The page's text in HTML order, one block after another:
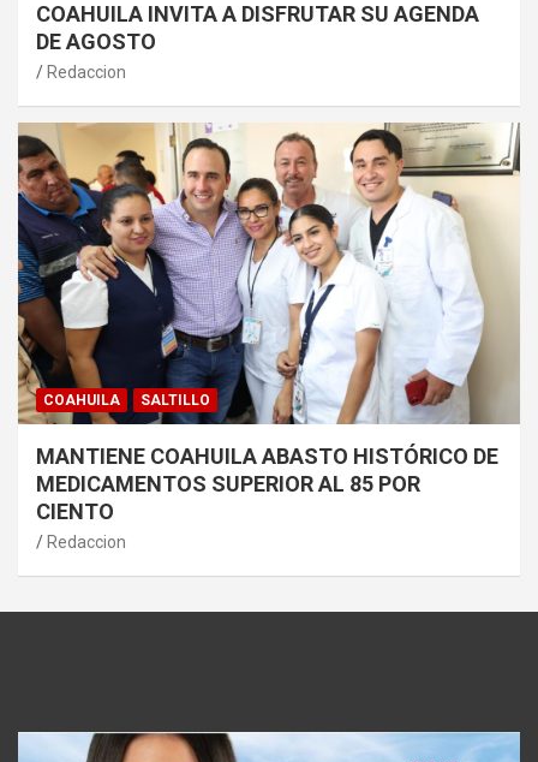
COAHUILA INVITA A DISFRUTAR SU AGENDA
DE AGOSTO
Redaccion
COAHUILA SALTILLO
MANTIENE COAHUILA ABASTO HISTÓRICO DE
MEDICAMENTOS SUPERIOR AL 85 POR
CIENTO
Redaccion